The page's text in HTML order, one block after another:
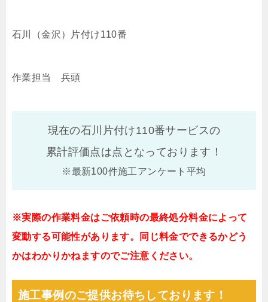
石川（金沢）片付け110番
作業担当 兵頭
現在の石川片付け110番サービスの
累計評価点は点となっております！
※最新100件施工アンケート平均
※実際の作業料金はご依頼時の最終処分料金によって
変動する可能性があります。同じ料金でできるかどう
かはわかりかねますのでご注意ください。
施工事例のご提供お待ちしております！